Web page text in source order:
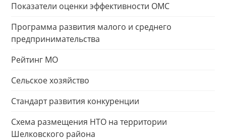
Показатели оценки эффективности ОМС
Программа развития малого и среднего
предпринимательства
Рейтинг МО
Сельское хозяйство
Стандарт развития конкуренции
Схема размещения НТО на территории
Шелковского района